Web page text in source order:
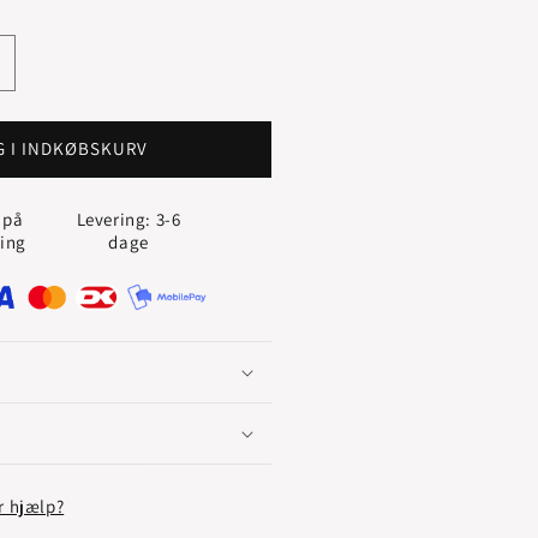
I INDKØBSKURV
Levering: 3-6
dage
hjælp?